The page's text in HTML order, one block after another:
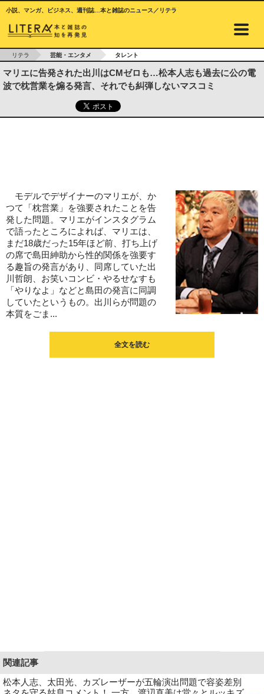
小説、マンガ、ビジネス、週刊誌…本と雑誌のニュース／リテラ
リテラ 芸能・エンタメ タレント
マリエに告発された出川はCMゼロも…松本人志も過去に公の電
波で枕営業を煽る発言、それでも糾弾しないマスコミ
モデルでデザイナーのマリエが、か
つて「枕営業」を強要されたことを告
発した問題。マリエがインスタグラム
で語ったところによれば、マリエは、
まだ18歳だった15年ほど前、打ち上げ
の席で島田紳助から性的関係を強要す
る趣旨の発言があり、同席していた出
川哲朗、お笑いコンビ・やるせなすも
「やりなよ」などと島田の発言に同調
していたというもの。出川らが問題の
本質をごま...
全文を読む
関連記事
松本人志、太田光、カズレーザーが五輪演出問題で容姿差別